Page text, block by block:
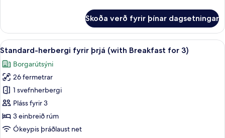
(with
Breakfast
for
2)
herbergi
með
tvíbreiðu
-
útsýni
yfir
almenningsgarð
(with
Breakfast
for
2)
Skoða verð fyrir þínar dagsetningar
Skoða
allar
myndir
fyrir
Standard-
herbergi
fyrir
þrjá
11
Standard-herbergi fyrir þrjá (with Breakfast for 3)
Borgarútsýni
26 fermetrar
1 svefnherbergi
Pláss fyrir 3
3 einbreið rúm
Ókeypis þráðlaust net